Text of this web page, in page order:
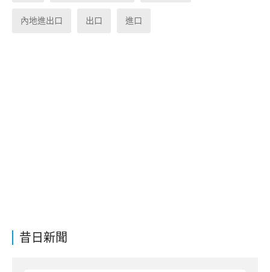
昔日新聞
內地進出口 出口 進口